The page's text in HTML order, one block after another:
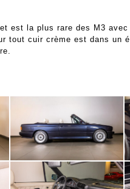
est la plus rare des M3
tout cuir crème est dans un